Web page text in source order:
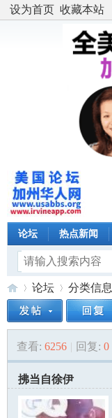
设为首页 收藏本站
论坛 热点新闻
美»
论坛
›
分类信息
查看: 6256 | 回复: 0
拂当自徐伊